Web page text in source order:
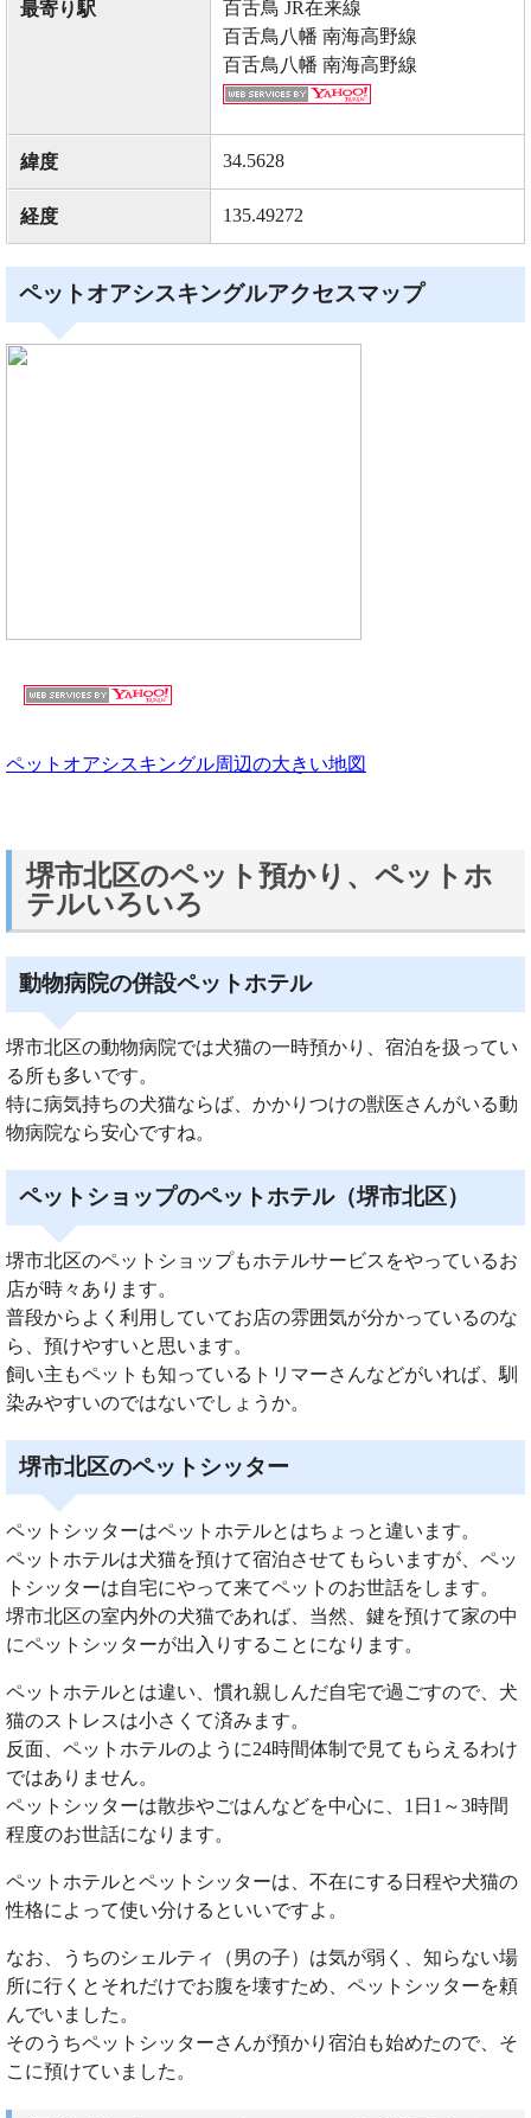
最寄り駅
百舌鳥 JR在来線
百舌鳥八幡 南海高野線
百舌鳥八幡 南海高野線
緯度 34.5628
経度 135.49272
ペットオアシスキングルアクセスマップ
ペットオアシスキングル周辺の大きい地図
堺市北区のペット預かり、ペットホ
テルいろいろ
動物病院の併設ペットホテル
堺市北区の動物病院では犬猫の一時預かり、宿泊を扱ってい
る所も多いです。
特に病気持ちの犬猫ならば、かかりつけの獣医さんがいる動
物病院なら安心ですね。
ペットショップのペットホテル（堺市北区）
堺市北区のペットショップもホテルサービスをやっているお
店が時々あります。
普段からよく利用していてお店の雰囲気が分かっているのな
ら、預けやすいと思います。
飼い主もペットも知っているトリマーさんなどがいれば、馴
染みやすいのではないでしょうか。
堺市北区のペットシッター
ペットシッターはペットホテルとはちょっと違います。
ペットホテルは犬猫を預けて宿泊させてもらいますが、ペッ
トシッターは自宅にやって来てペットのお世話をします。
堺市北区の室内外の犬猫であれば、当然、鍵を預けて家の中
にペットシッターが出入りすることになります。
ペットホテルとは違い、慣れ親しんだ自宅で過ごすので、犬
猫のストレスは小さくて済みます。
反面、ペットホテルのように24時間体制で見てもらえるわけ
ではありません。
ペットシッターは散歩やごはんなどを中心に、1日1～3時間
程度のお世話になります。
ペットホテルとペットシッターは、不在にする日程や犬猫の
性格によって使い分けるといいですよ。
なお、うちのシェルティ（男の子）は気が弱く、知らない場
所に行くとそれだけでお腹を壊すため、ペットシッターを頼
んでいました。
そのうちペットシッターさんが預かり宿泊も始めたので、そ
こに預けていました。